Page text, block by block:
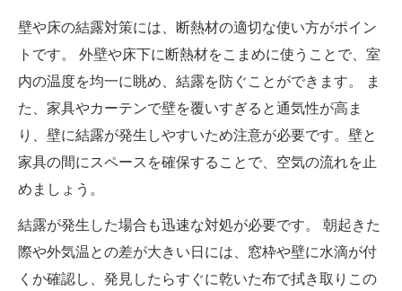
壁や床の結露対策には、断熱材の適切な使い方がポイン
トです。 外壁や床下に断熱材をこまめに使うことで、室
内の温度を均一に眺め、結露を防ぐことができます。 ま
た、家具やカーテンで壁を覆いすぎると通気性が高ま
り、壁に結露が発生しやすいため注意が必要です。壁と
家具の間にスペースを確保することで、空気の流れを止
めましょう。
結露が発生した場合も迅速な対処が必要です。 朝起きた
際や外気温との差が大きい日には、窓枠や壁に水滴が付
くか確認し、発見したらすぐに乾いた布で拭き取りこの